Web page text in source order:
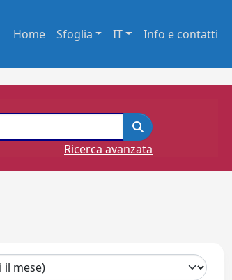
Home Sfoglia IT Info e contatti
Ricerca avanzata